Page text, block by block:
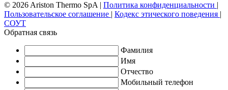
© 2026 Ariston Thermo SpA | Политика конфиденциальности |
Пользовательское соглашение | Кодекс этического поведения |
СОУТ
Обратная связь
Фамилия
Имя
Отчество
Мобильный телефон